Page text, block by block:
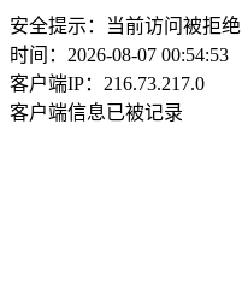
安全提示：当前访问被拒绝
时间：2026-08-07 00:54:53
客户端IP：216.73.217.0
客户端信息已被记录